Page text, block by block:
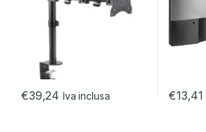
€39,24 Iva inclusa €13,41